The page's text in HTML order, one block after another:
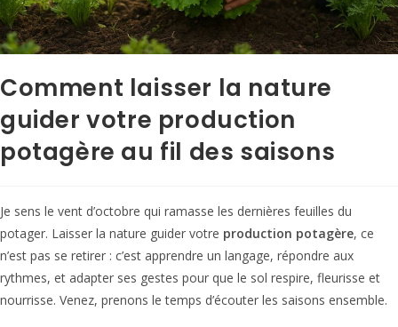
Comment laisser la nature
guider votre production
potagère au fil des saisons
Je sens le vent d’octobre qui ramasse les dernières feuilles du
potager. Laisser la nature guider votre production potagère, ce
n’est pas se retirer : c’est apprendre un langage, répondre aux
rythmes, et adapter ses gestes pour que le sol respire, fleurisse et
nourrisse. Venez, prenons le temps d’écouter les saisons ensemble.